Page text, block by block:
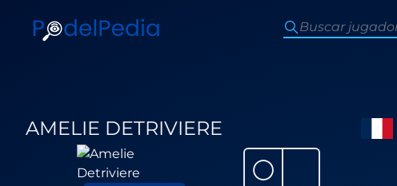
AMELIE DETRIVIERE
⚪